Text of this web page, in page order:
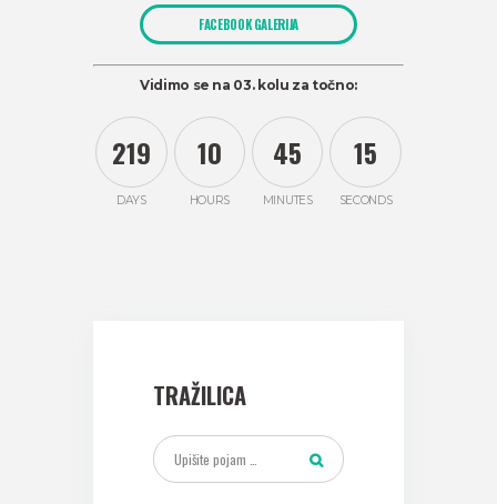
FACEBOOK GALERIJA
Vidimo se na 03. kolu za točno:
219
DAYS
10
HOURS
45
MINUTES
16
SECONDS
TRAŽILICA